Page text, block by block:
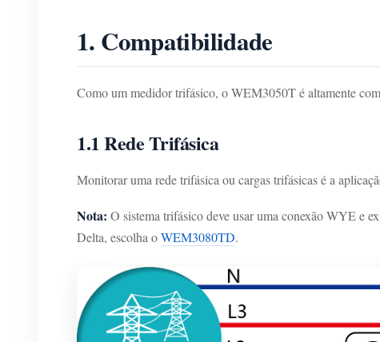
1. Compatibilidade
Como um medidor trifásico, o WEM3050T é altamente
1.1 Rede Trifásica
Monitorar uma rede trifásica ou cargas trifásicas é a
Nota: O sistema trifásico deve usar uma conexão WYE e
Delta, escolha oWEM3080TD.